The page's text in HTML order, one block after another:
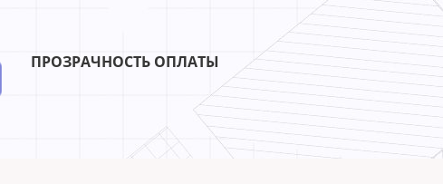
ПРОЗРАЧНОСТЬ ОПЛАТЫ